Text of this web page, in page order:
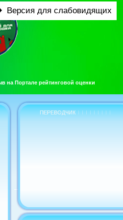
Версия для слабовидящих
на Портале рейтинговой оценки
ПЕРЕВОДЧИК